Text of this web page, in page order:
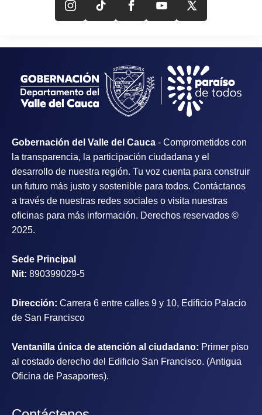
Gobernación del Valle del Cauca - Comprometidos con
la transparencia, la participación ciudadana y el
desarrollo de nuestra región. Tu voz cuenta para construir
un futuro más justo y sostenible para todos. Contáctanos
a través de nuestras redes sociales o visita nuestras
oficinas para más información. Derechos reservados ©
2025.
Sede Principal
Nit: 890399029-5
Dirección: Carrera 6 entre calles 9 y 10, Edificio Palacio
de San Francisco
Ventanilla única de atención al ciudadano: Primer piso
al costado derecho del Edificio San Francisco. (Antigua
Oficina de Pasaportes).